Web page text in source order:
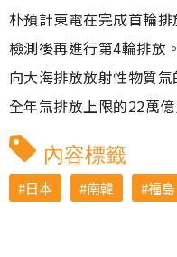
朴預計東電在完成首輪
檢測後再進行第4輪排放
向大海排放放射性物質
全年氚排放上限的22萬億
內容標籤
日本 南韓 福島